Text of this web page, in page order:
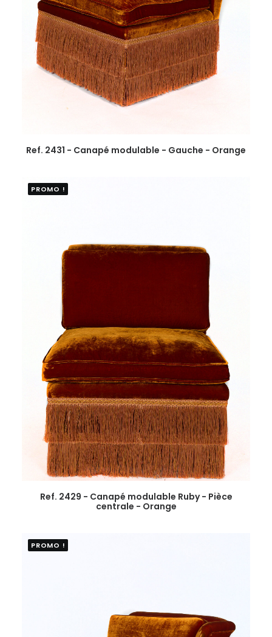
Ref. 2431 - Canapé modulable - Gauche - Orange
PROMO !
Ref. 2429 - Canapé modulable Ruby - Pièce
centrale - Orange
PROMO !